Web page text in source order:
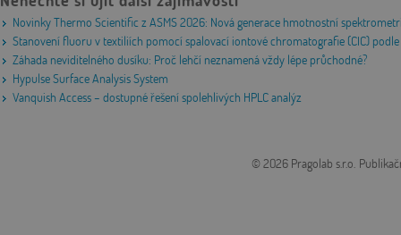
Novinky Thermo Scientific z ASMS 2026: Nová generace hmotnostní
Stanovení fluoru v textiliích pomocí spalovací iontové chromatografie (CIC)
Záhada neviditelného dusíku: Proč lehčí neznamená vždy lépe průchodné?
Hypulse Surface Analysis System
Vanquish Access – dostupné řešení spolehlivých HPLC analýz
© 2026 Pragolab s.r.o.